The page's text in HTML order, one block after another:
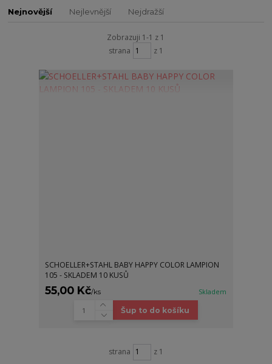
Nejnovější Nejlevnější Nejdražší
Zobrazuji 1-1 z 1
strana
z 1
SCHOELLER+STAHL BABY HAPPY COLOR LAMPION
105 - SKLADEM 10 KUSŮ
55,00 Kč/ks Skladem
Šup to do košíku
strana z 1